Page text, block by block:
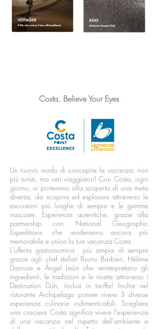
Costa. Believe Your Eyes
Un nuovo modo di concepire la vacanza: non
più turisti, ma veri viaggiatori!Con Costa, ogni
giorno, vi porteremo alla scoperta di una meta
diversa, da scoprire ed esplorare attraverso le
escursioni più lunghe di sempre e le gemme
nascoste. Esperienze autentiche, grazie alla
partnership con National Geographic
Expeditions. che renderanno ancora più
memorabile e unica la tua vacanza Costa.
L'offerta gastronomica più ampia di sempre
grazie agli chef stellati Bruno Barbieri, Hélène
Darroze e Ángel León che reinterpretano gli
ingredienti, le tradizioni e le ricette attraverso i
Destination Dish, inclusi in tariffa! Inoltre nel
ristorante Archipelago potrete vivere 3 diverse
esperienze culinarie indimenticabili. Scegliere
una crociera Costa significa vivere l’esperienza
di una vacanza nel rispetto dell’ambiente e